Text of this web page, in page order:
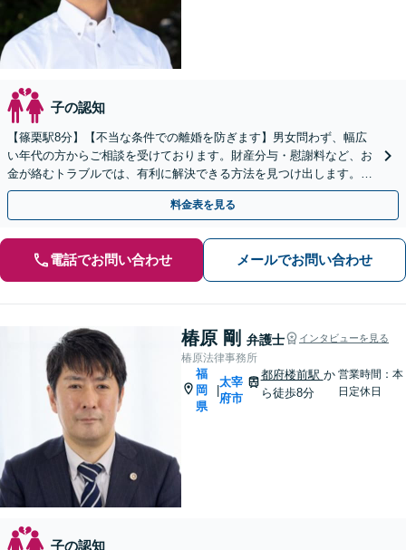
子の認知
【篠栗駅8分】【不当な条件での離婚を防ぎます】男女問わず、幅広
い年代の方からご相談を受けております。財産分与・慰謝料など、お
金が絡むトラブルでは、有利に解決できる方法を見つけ出します。ま
ずはお気軽にご相談ください【完全個室】
料金表を見る
電話でお問い合わせ メールでお問い合わせ
椿原 剛 弁護士 インタビューを見る
椿原法律事務所
福
岡
県
太宰
府市
都府楼前駅 か
ら徒歩8分
営業時間：本
日定休日
子の認知